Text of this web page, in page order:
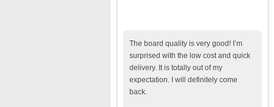
The board quality is very good! I’m
surprised with the low cost and quick
delivery. It is totally out of my
expectation. I will definitely come
back.